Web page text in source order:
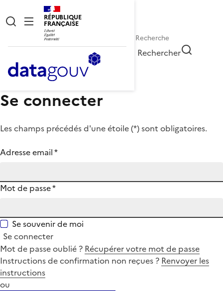
RÉPUBLIQUE
FRANÇAISE
Rechercher
Se connecter
Les champs précédés d'une étoile (*) sont obligatoires.
Adresse email*
Mot de passe*
Se souvenir de moi
Se connecter
Mot de passe oublié ? Récupérer votre mot de passe
Instructions de confirmation non reçues ? Renvoyer les
instructions
ou